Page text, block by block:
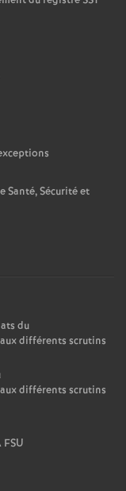
Santé, Sécurité et
du
différents scrutins
différents scrutins
FSU